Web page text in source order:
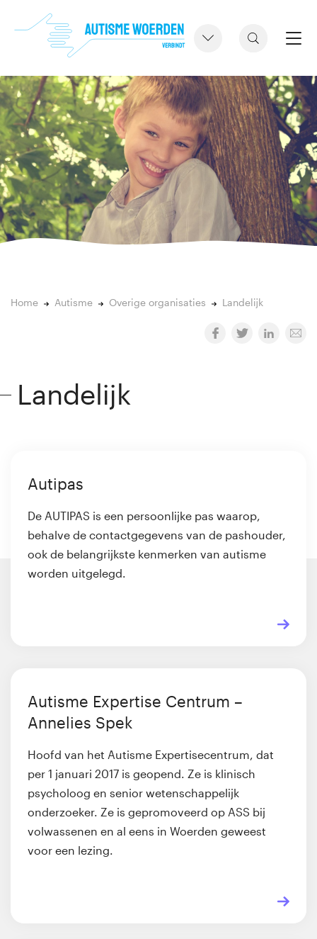
Home Autisme Overige organisaties Landelijk
Landelijk
Autipas
De AUTIPAS is een persoonlijke pas waarop,
behalve de contactgegevens van de pashouder,
ook de belangrijkste kenmerken van autisme
worden uitgelegd.
Autisme Expertise Centrum –
Annelies Spek
Hoofd van het Autisme Expertisecentrum, dat
per 1 januari 2017 is geopend. Ze is klinisch
psycholoog en senior wetenschappelijk
onderzoeker. Ze is gepromoveerd op ASS bij
volwassenen en al eens in Woerden geweest
voor een lezing.